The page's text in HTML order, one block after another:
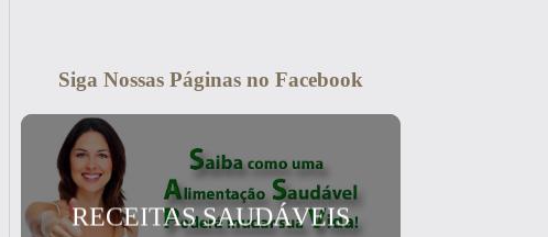
Siga Nossas Páginas no Facebook
RECEITAS SAUDÁVEIS